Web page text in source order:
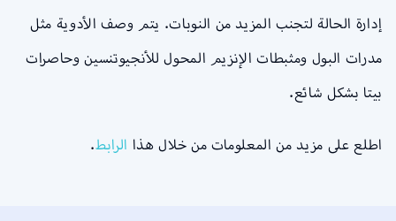
إدارة الحالة لتجنب المزيد من النوبات. يتم وصف الأدوية مثل
مدرات البول ومثبطات الإنزيم المحول للأنجيوتنسين وحاصرات
بيتا بشكل شائع.
اطلع على مزيد من المعلومات من خلال هذا الرابط.